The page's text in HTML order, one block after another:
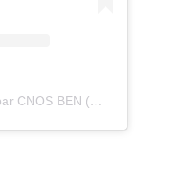
Une publication partagée par CNOS BEN (@cnos_ben)